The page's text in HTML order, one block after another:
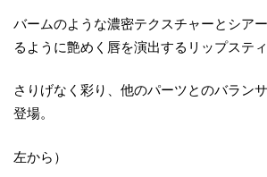
バームのような濃密テクスチャーとシア
るように艶めく唇を演出するリップスティ
さりげなく彩り、他のパーツとのバラン
登場。
左から）